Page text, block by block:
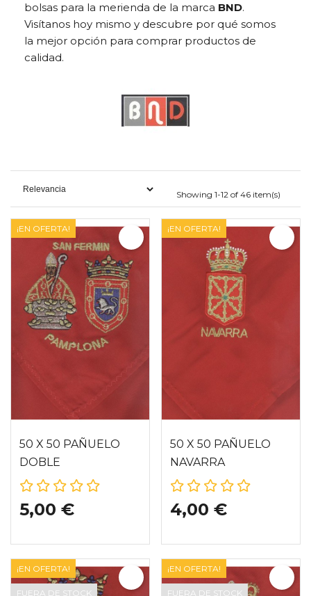
bolsas para la merienda de la marca BND.
Visítanos hoy mismo y descubre por qué somos
la mejor opción para comprar productos de
calidad.
Showing 1-12 of 46 item(s)
50 X 50 PAÑUELO
DOBLE
5,00 €
¡EN OFERTA!
50 X 50 PAÑUELO
NAVARRA
4,00 €
¡EN OFERTA!
¡EN OFERTA!
FUERA DE STOCK
¡EN OFERTA!
FUERA DE STOCK